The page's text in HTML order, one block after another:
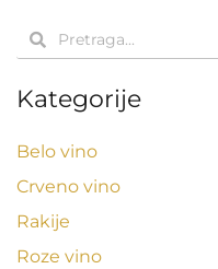
Pretraga
Pretraga
Kategorije
Belo vino
Crveno vino
Rakije
Roze vino